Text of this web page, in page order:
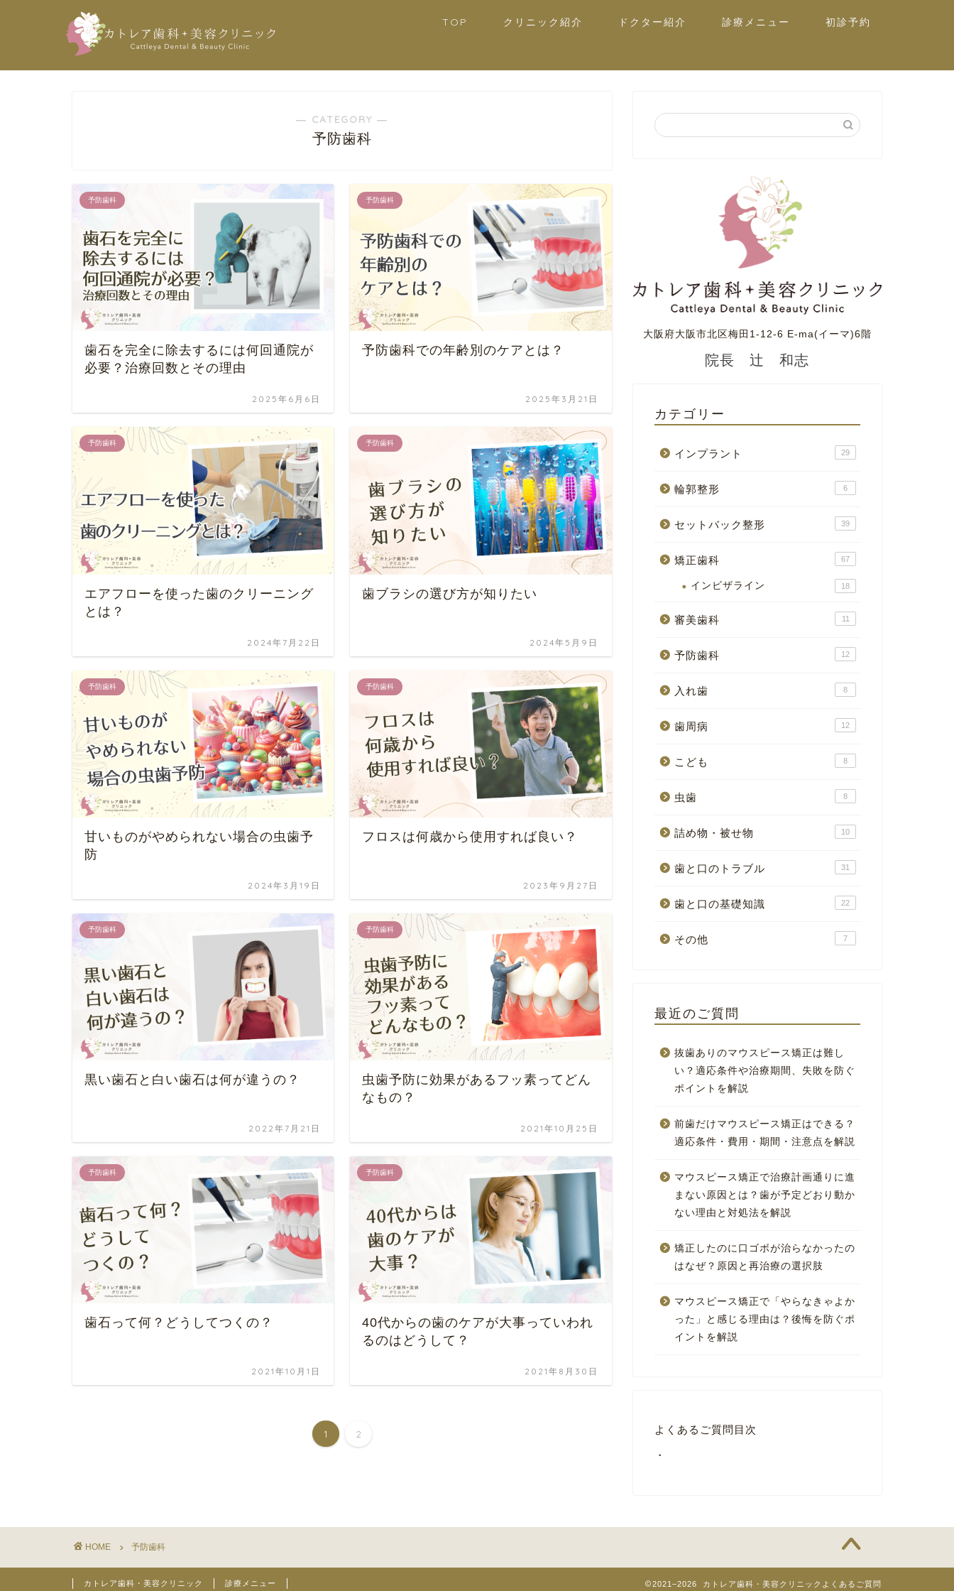
TOP クリニック紹介 ドクター紹介 診療メニュー 初診予約
― CATEGORY ―
予防歯科
予防歯科
歯石を完全に除去するには何回通院が
必要？治療回数とその理由
2025年6月6日
予防歯科
予防歯科での年齢別のケアとは？
2025年3月21日
予防歯科
エアフローを使った歯のクリーニング
とは？
2024年7月22日
予防歯科
歯ブラシの選び方が知りたい
2024年5月9日
予防歯科
甘いものがやめられない場合の虫歯予
防
2024年3月19日
予防歯科
フロスは何歳から使用すれば良い？
2023年9月27日
予防歯科
黒い歯石と白い歯石は何が違うの？
2022年7月21日
予防歯科
虫歯予防に効果があるフッ素ってどん
なもの？
2021年10月25日
予防歯科
歯石って何？どうしてつくの？
2021年10月1日
予防歯科
40代からの歯のケアが大事っていわれ
るのはどうして？
2021年8月30日
1 2
大阪府大阪市北区梅田1-12-6 E-ma(イーマ)6階
院長 辻 和志
カテゴリー
インプラント 29
輪郭整形 6
セットバック整形 39
矯正歯科 67
インビザライン 18
審美歯科 11
予防歯科 12
入れ歯 8
歯周病 12
こども 8
虫歯 8
詰め物・被せ物 10
歯と口のトラブル 31
歯と口の基礎知識 22
その他 7
最近のご質問
抜歯ありのマウスピース矯正は難し
い？適応条件や治療期間、失敗を防ぐ
ポイントを解説
前歯だけマウスピース矯正はできる？
適応条件・費用・期間・注意点を解説
マウスピース矯正で治療計画通りに進
まない原因とは？歯が予定どおり動か
ない理由と対処法を解説
矯正したのに口ゴボが治らなかったの
はなぜ？原因と再治療の選択肢
マウスピース矯正で「やらなきゃよか
った」と感じる理由は？後悔を防ぐポ
イントを解説
よくあるご質問目次
・
HOME 予防歯科
カトレア歯科・美容クリニック 診療メニュー 2021–2026 カトレア歯科・美容クリニックよくあるご質問